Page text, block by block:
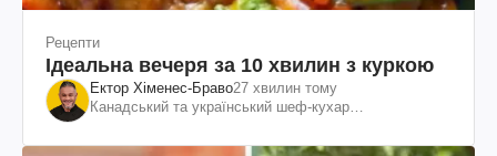
Рецепти
Ідеальна вечеря за 10 хвилин з куркою
Ектор Хіменес-Браво27 хвилин тому
Канадський та український шеф-кухар